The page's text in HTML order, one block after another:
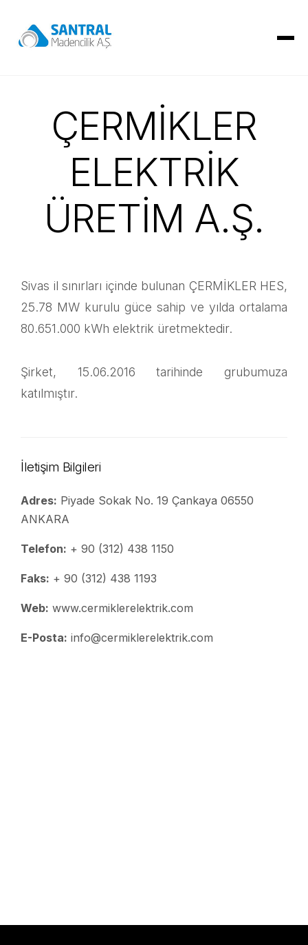
ÇERMİKLER
ELEKTRİK
ÜRETİM A.Ş.
Sivas il sınırları içinde bulunan ÇERMİKLER HES,
25.78 MW kurulu güce sahip ve yılda ortalama
80.651.000 kWh elektrik üretmektedir.
Şirket, 15.06.2016 tarihinde grubumuza
katılmıştır.
İletişim Bilgileri
Adres: Piyade Sokak No. 19 Çankaya 06550
ANKARA
Telefon: + 90 (312) 438 1150
Faks: + 90 (312) 438 1193
Web: www.cermiklerelektrik.com
E-Posta: info@cermiklerelektrik.com